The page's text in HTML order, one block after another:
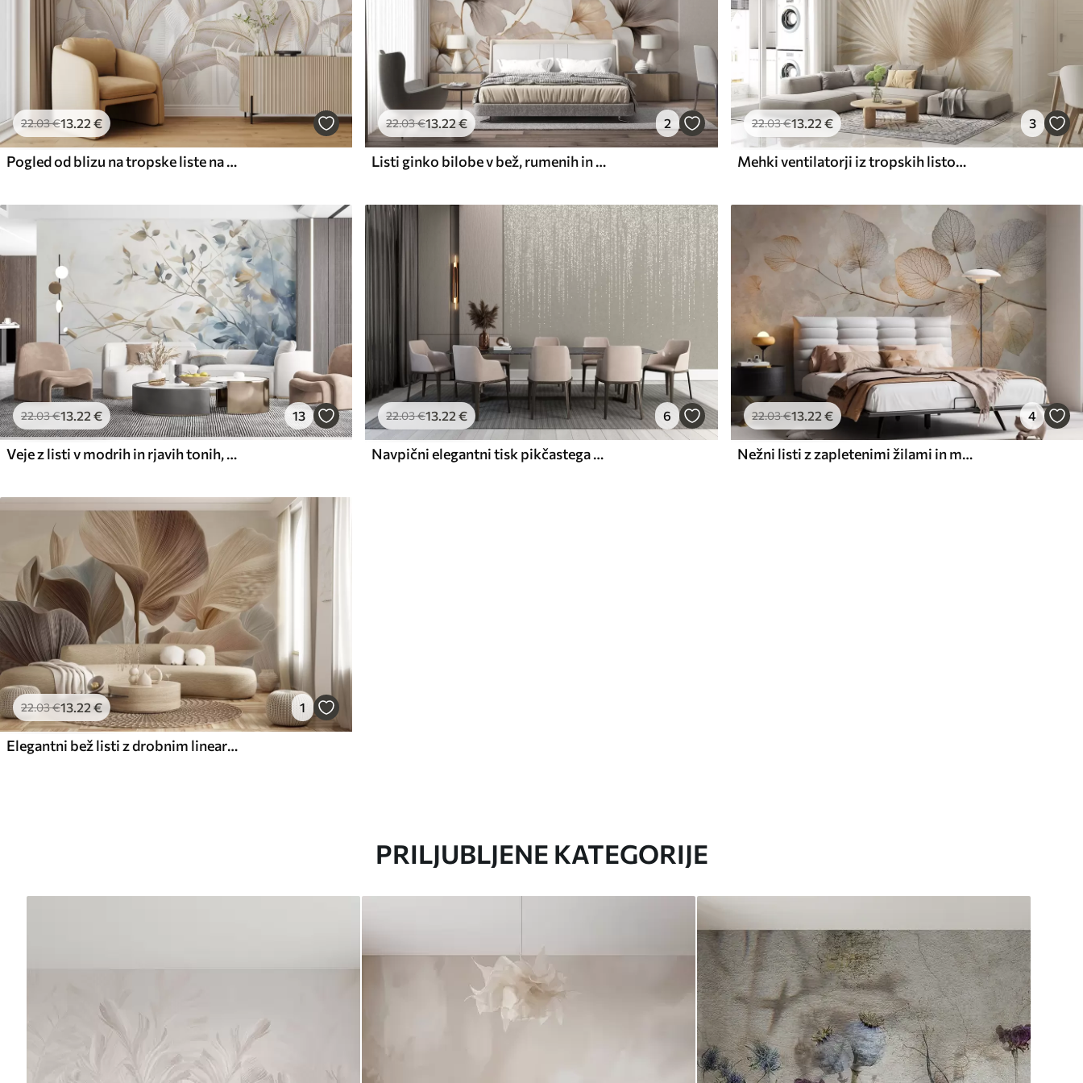
22.03€13.22 €
Pogled od blizu na tropske liste na belem ozadju s teksturiranim ozadjem
22.03€13.22€ 2
Listi ginko bilobe v bež, rumenih in rjavih tonih, nežen teksturiran akvarelni učinek, svetlo ozadje
22.03€13.22€ 3
Mehki ventilatorji iz tropskih listov v svetlo bež in modrikastih odtenkih
22.03€13 .22 € 13
Veje z listi v modrih in rjavih tonih, svetlo ozadje, mehko in občutljivo, akvarelni slog
22.03€13 .22 € 6
Navpični elegantni tisk pikčastega venca na bež teksturiranem ozadju, ki ustvarja občutek globine in gibanja
22.03€13.22 € 4
Nežni listi z zapletenimi žilami in mehkimi, umirjenimi barvami na svetlem teksturiranem ozadju
22.03€13.22€ 1
Elegantni bež listi z drobnim linearno teksturo
PRILJUBLJENE KATEGORIJE